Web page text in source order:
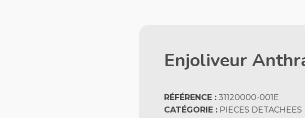
Enjoliveur
RÉFÉRENCE : 31120000-001E
CATÉGORIE : PIECES DETACHEES